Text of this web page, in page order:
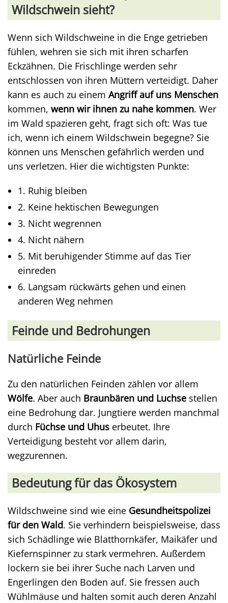
Wildschwein sieht?
Wenn sich Wildschweine in die Enge getrieben
fühlen, wehren sie sich mit ihren scharfen
Eckzähnen. Die Frischlinge werden sehr
entschlossen von ihren Müttern verteidigt. Daher
kann es auch zu einem Angriff auf uns Menschen
kommen, wenn wir ihnen zu nahe kommen. Wer
im Wald spazieren geht, fragt sich oft: Was tue
ich, wenn ich einem Wildschwein begegne? Sie
können uns Menschen gefährlich werden und
uns verletzen. Hier die wichtigsten Punkte:
1. Ruhig bleiben
2. Keine hektischen Bewegungen
3. Nicht wegrennen
4. Nicht nähern
5. Mit beruhigender Stimme auf das Tier
einreden
6. Langsam rückwärts gehen und einen
anderen Weg nehmen
Feinde und Bedrohungen
Natürliche Feinde
Zu den natürlichen Feinden zählen vor allem
Wölfe. Aber auch Braunbären und Luchse stellen
eine Bedrohung dar. Jungtiere werden manchmal
durch Füchse und Uhus erbeutet. Ihre
Verteidigung besteht vor allem darin,
wegzurennen.
Bedeutung für das Ökosystem
Wildschweine sind wie eine Gesundheitspolizei
für den Wald. Sie verhindern beispielsweise, dass
sich Schädlinge wie Blatthornkäfer, Maikäfer und
Kiefernspinner zu stark vermehren. Außerdem
lockern sie bei ihrer Suche nach Larven und
Engerlingen den Boden auf. Sie fressen auch
Wühlmäuse und halten somit auch deren Anzahl